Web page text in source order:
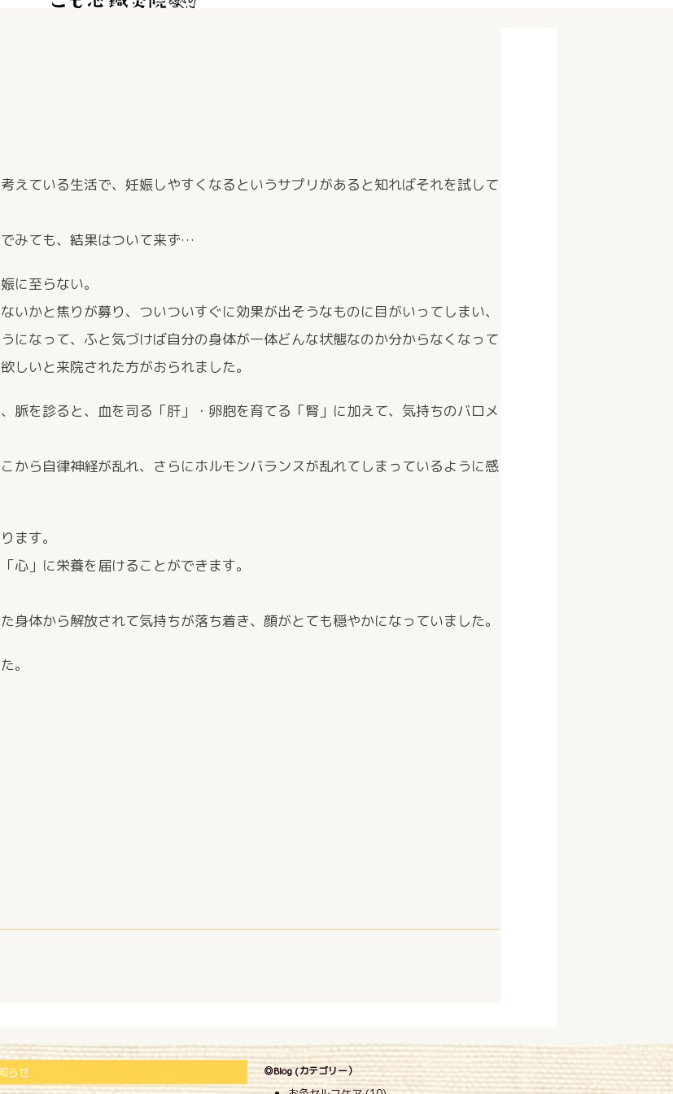
えている生活で、妊娠しやすくなるというサプリがあると知ればそれを試して
みても、結果はついて来ず…
に至らない。
いかと焦りが募り、ついついすぐに効果が出そうなものに目がいってしまい、
になって、ふと気づけば自分の身体が一体どんな状態なのか分からなくなって
しいと来院された方がおられました。
脈を診ると、血を司る「肝」・卵胞を育てる「腎」に加えて、気持ちのバロメ
から自律神経が乱れ、さらにホルモンバランスが乱れてしまっているように感
ます。
心」に栄養を届けることができます。
身体から解放されて気持ちが落ち着き、顔がとても穏やかになっていました。
。
らせ ◎Blog (カテゴリー）